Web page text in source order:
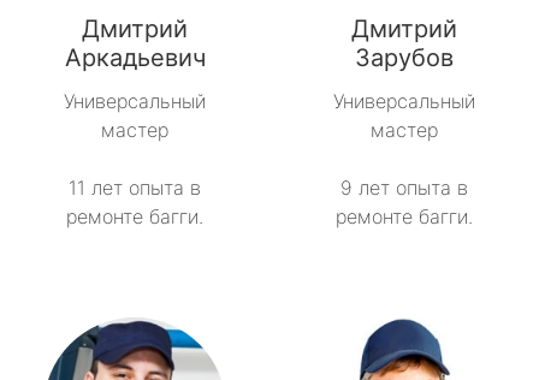
Дмитрий
Аркадьевич
Универсальный
мастер
11 лет опыта в
ремонте багги.
Дмитрий
Зарубов
Универсальный
мастер
9 лет опыта в
ремонте багги.